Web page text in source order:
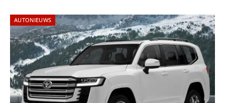
AUTONIEUWS